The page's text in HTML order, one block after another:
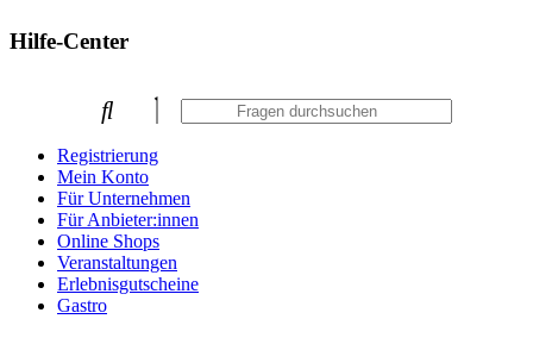
Hilfe-Center
Registrierung
Mein Konto
Für Unternehmen
Für Anbieter:innen
Online Shops
Veranstaltungen
Erlebnisgutscheine
Gastro